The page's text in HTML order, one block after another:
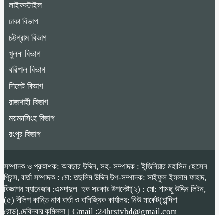
লাইফস্টাইল
ঢাকা বিভাগ
চট্টগ্রাম বিভাগ
খুলনা বিভাগ
বরিশাল বিভাগ
সিলেট বিভাগ
রাজশাহী বিভাগ
ময়মনসিংহ বিভাগ
রংপুর বিভাগ
সম্পাদক ও প্রকাশক: আবছার উদ্দিন, সহ- সম্পাদক : ইন্জিনিয়ার মহাসিন হোসেন
প্রিন্স, বার্তা সম্পাদক : মো: তছলিম উদ্দিন উপ-সম্পাদক: সাইফুল ইসলাম ফাহাদ,
বিজ্ঞাপন ম্যানেজার :এমদাদুল হক সরকার উপদেষ্টা(২) : মো: শামছু উদ্দিন লিটন,
(৫) দীলিপ কান্তি নাথ বার্তা ও বানিজ্যিক কার্যালয়: নিউ মার্কেট(চান্দিনা
রোড),দেবিদ্বার,কুমিল্লা। Gmail :24hrstvbd@gmail.com